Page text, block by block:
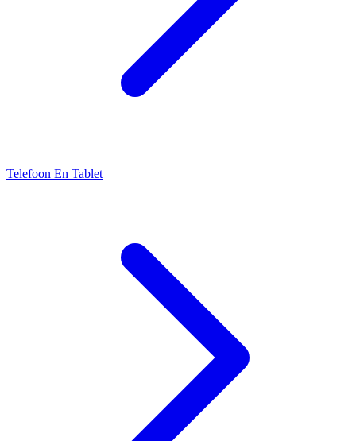
Telefoon En Tablet